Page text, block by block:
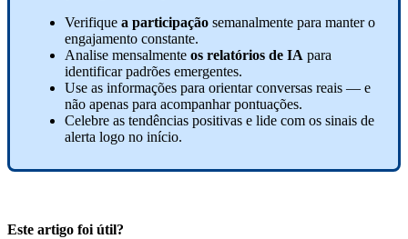
Verifique a participação semanalmente para manter o
engajamento constante.
Analise mensalmente os relatórios de IA para
identificar padrões emergentes.
Use as informações para orientar conversas reais — e
não apenas para acompanhar pontuações.
Celebre as tendências positivas e lide com os sinais de
alerta logo no início.
Este artigo foi útil?